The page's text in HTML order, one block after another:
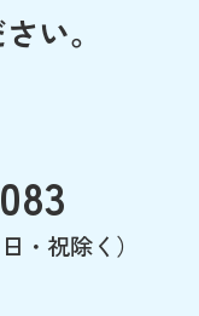
い。
・祝除く）